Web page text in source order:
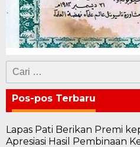
Cari
untuk:
Pos-pos Terbaru
Lapas Pati Berikan Premi
Apresiasi Hasil Pembinaan